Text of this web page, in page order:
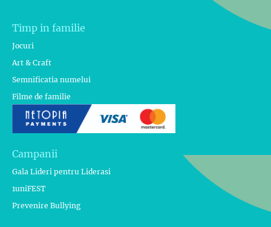
Timp in familie
Jocuri
Art & Craft
Semnificatia numelui
Filme de familie
Campanii
Gala Lideri pentru Liderasi
1uniFEST
Prevenire Bullying